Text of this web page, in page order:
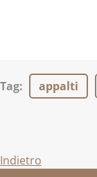
Tag: appalti
Indietro